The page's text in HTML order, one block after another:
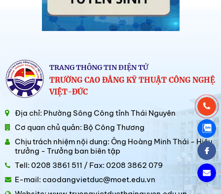
TRANG THÔNG TIN ĐIỆN TỬ
TRƯỜNG CAO ĐẲNG KỸ THUẬT CÔNG NGHỆ
VIỆT-ĐỨC
Địa chỉ: Phường Sông Công tỉnh Thái Nguyên
Cơ quan chủ quản: Bộ Công Thương
Chịu trách nhiệm nội dung: Ông Hoàng Minh Thái - Hiệu
trưởng - Trưởng ban biên tập
Tell: 0208 3861 511 / Fax: 0208 3862 079
E-mail: caodangvietduc@moet.edu.vn